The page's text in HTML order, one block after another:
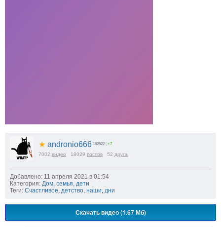
★ andronio666 182522 | +7
7002 видео 18029 постов 52 друга
Добавлено: 11 апреля 2021 в 01:54
Категория: Дом, семья, дети
Теги: Счастливое детство наши дни
Скачать видео (1.67 Мб)